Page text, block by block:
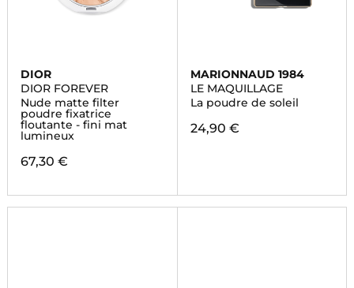
DIOR
DIOR FOREVER
Nude matte filter
poudre fixatrice
floutante - fini mat
lumineux
67,30 €
MARIONNAUD 1984
LE MAQUILLAGE
La poudre de soleil
24,90 €